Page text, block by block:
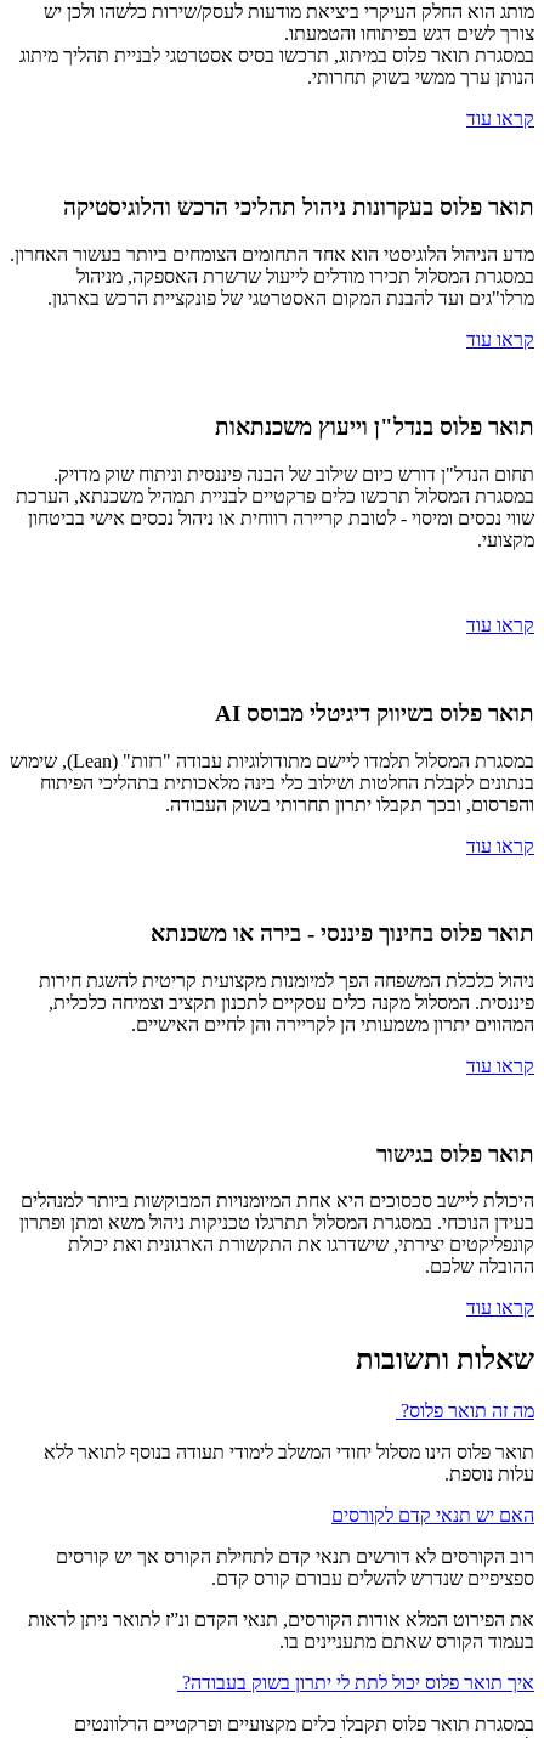
מותג הוא החלק העיקרי ביציאת מודעות לעסק/שירות כלשהו ולכן יש
צורך לשים דגש בפיתוחו והטמעתו.
במסגרת תואר פלוס במיתוג, תרכשו בסיס אסטרטגי לבניית תהליך מיתוג
הנותן ערך ממשי בשוק תחרותי.
קראו עוד
תואר פלוס בעקרונות ניהול תהליכי הרכש והלוגיסטיקה
מדע הניהול הלוגיסטי הוא אחד התחומים הצומחים ביותר בעשור האחרון.
במסגרת המסלול תכירו מודלים לייעול שרשרת האספקה, מניהול
מרלו"גים ועד להבנת המקום האסטרטגי של פונקציית הרכש בארגון.
קראו עוד
תואר פלוס בנדל"ן וייעוץ משכנתאות
תחום הנדל"ן דורש כיום שילוב של הבנה פיננסית וניתוח שוק מדויק.
במסגרת המסלול תרכשו כלים פרקטיים לבניית תמהיל משכנתא, הערכת
שווי נכסים ומיסוי - לטובת קריירה רווחית או ניהול נכסים אישי בביטחון
מקצועי.
קראו עוד
תואר פלוס בשיווק דיגיטלי מבוסס AI
במסגרת המסלול תלמדו ליישם מתודולוגיות עבודה "רזות" (Lean), שימוש
בנתונים לקבלת החלטות ושילוב כלי בינה מלאכותית בתהליכי הפיתוח
והפרסום, ובכך תקבלו יתרון תחרותי בשוק העבודה.
קראו עוד
תואר פלוס בחינוך פיננסי - בירה או משכנתא
ניהול כלכלת המשפחה הפך למיומנות מקצועית קריטית להשגת חירות
פיננסית. המסלול מקנה כלים עסקיים לתכנון תקציב וצמיחה כלכלית,
המהווים יתרון משמעותי הן לקריירה והן לחיים האישיים.
קראו עוד
תואר פלוס בגישור
היכולת ליישב סכסוכים היא אחת המיומנויות המבוקשות ביותר למנהלים
בעידן הנוכחי. במסגרת המסלול תתרגלו טכניקות ניהול משא ומתן ופתרון
קונפליקטים יצירתי, שישדרגו את התקשורת הארגונית ואת יכולת
ההובלה שלכם.
קראו עוד
שאלות ותשובות
מה זה תואר פלוס?
תואר פלוס הינו מסלול יחודי המשלב לימודי תעודה בנוסף לתואר ללא
עלות נוספת.
האם יש תנאי קדם לקורסים
רוב הקורסים לא דורשים תנאי קדם לתחילת הקורס אך יש קורסים
ספציפיים שנדרש להשלים עבורם קורס קדם.
את הפירוט המלא אודות הקורסים, תנאי הקדם ונ”ז לתואר ניתן לראות
בעמוד הקורס שאתם מתעניינים בו.
איך תואר פלוס יכול לתת לי יתרון בשוק בעבודה?
במסגרת תואר פלוס תקבלו כלים מקצועיים ופרקטיים הרלוונטים